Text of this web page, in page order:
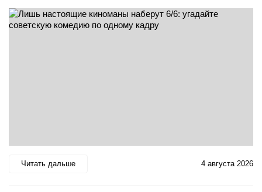
Читать дальше 4 августа 2026